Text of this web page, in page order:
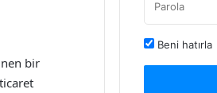
bir
Beni hatırla